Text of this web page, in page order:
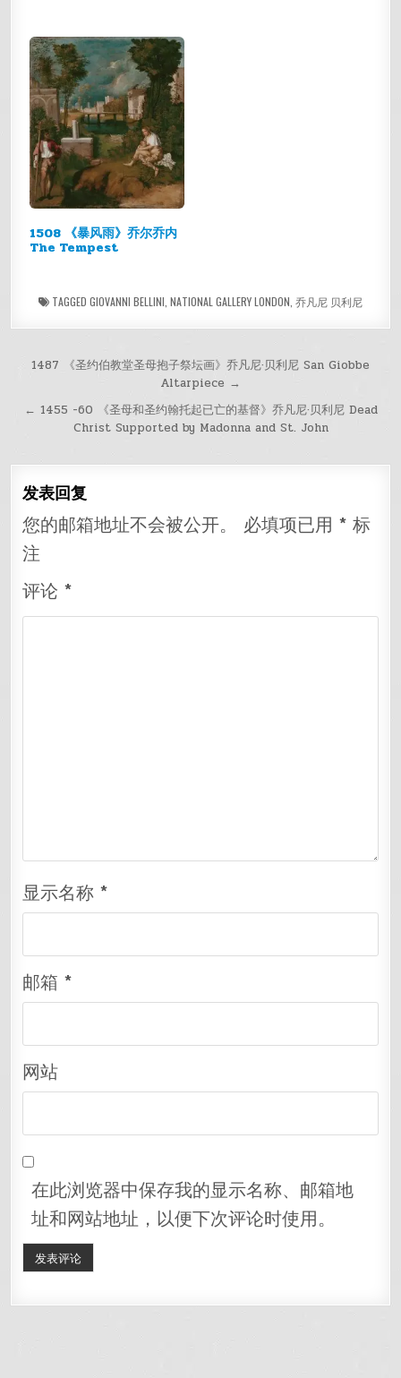
1508 《暴风雨》乔尔乔内
The Tempest
TAGGED GIOVANNI BELLINI NATIONAL GALLERY LONDON 乔凡尼 贝利尼
文
导
1487 《圣约伯教堂圣母抱子祭坛画》乔凡尼·贝利尼 San Giobbe
Altarpiece →
← 1455 -60 《圣母和圣约翰托起已亡的基督》乔凡尼·贝利尼 Dead
Christ Supported by Madonna and St. John
发表回复
您的邮箱地址不会被公开。 必填项已用* 标
注
评论*
显示名称*
邮箱*
网站
在此浏览器中保存我的显示名称、邮箱地
址和网站地址，以便下次评论时使用。